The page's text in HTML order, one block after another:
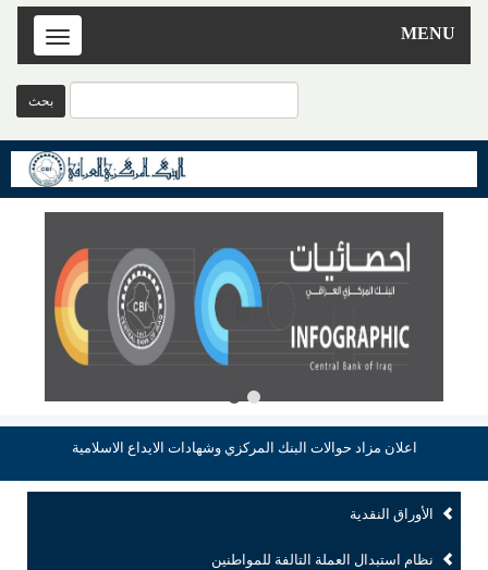
MENU
Toggle
اعلان مزاد حوالات البنك المركزي وشهادات الايداع الاسلامية
الأوراق النقدية
نظام استبدال العملة التالفة للمواطنين